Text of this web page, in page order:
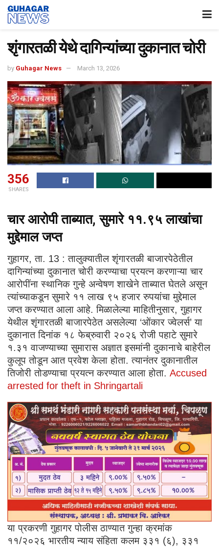
शृंगारतळी येथे दागिन्यांच्या दुकानात चोरी
by Guhagar News March 13, 2026
356
SHARES
चार आरोपी ताब्यात, सुमारे ११.९५ लाखांचा
मुद्देमाल जप्त
गुहागर, ता. 13 : तालुक्यातील शृंगारतळी बाजारपेठेतील
दागिन्यांच्या दुकानात चोरी करण्याचा प्रयत्न करणाऱ्या चार
आरोपींना स्थानिक गुन्हे अन्वेषण शाखेने ताब्यात घेतले असून
त्यांच्याकडून सुमारे ११ लाख ९५ हजार रुपयांचा मुद्देमाल
जप्त करण्यात आला आहे. मिळालेल्या माहितीनुसार, गुहागर
येथील शृंगारतळी बाजारपेठेत असलेल्या ‘ओंकार ज्वेलर्स’ या
दुकानात दिनांक १८ फेब्रुवारी २०२६ रोजी पहाटे सुमारे
१.३१ वाजण्याच्या सुमारास अज्ञात इसमांनी दुकानाचे बाहेरील
कुलूप तोडून आत प्रवेश केला होता. त्यानंतर दुकानातील
तिजोरी तोडण्याचा प्रयत्न करण्यात आला होता. Accused
arrested for theft in Shringartali
या प्रकरणी गुहागर पोलीस ठाण्यात गुन्हा क्रमांक
११/२०२६ भारतीय न्याय संहिता कलम ३३१ (६), ३३१